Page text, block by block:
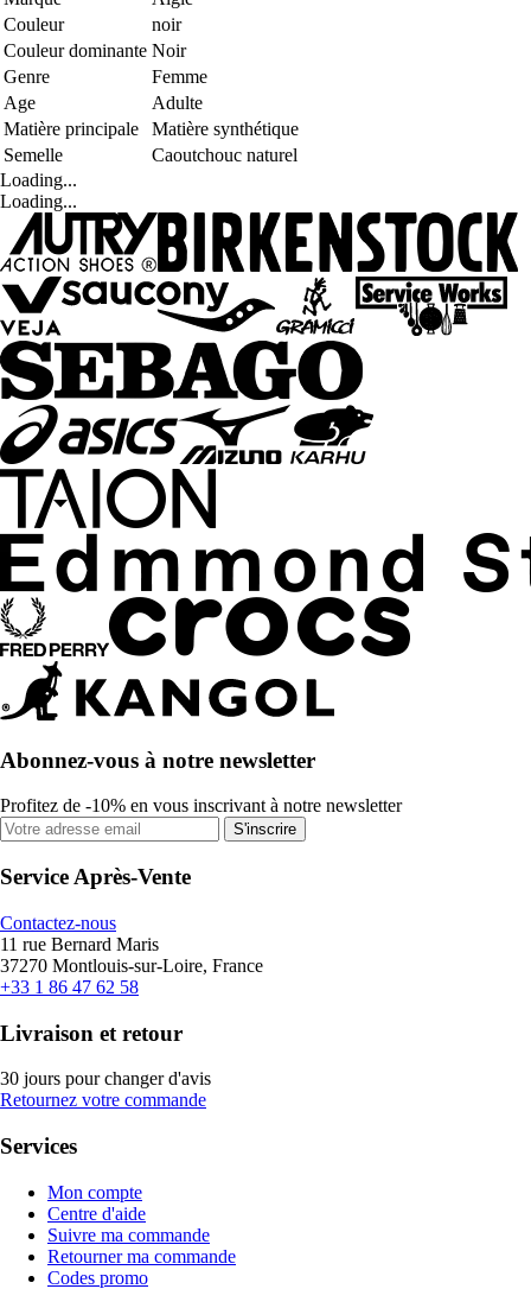
Couleur
noir
Couleur dominante Noir
Genre
Femme
Age
Adulte
Matière principale
Matière synthétique
Semelle
Caoutchouc naturel
Loading...
Loading...
Abonnez-vous à notre newsletter
Profitez de -10% en vous inscrivant à notre newsletter
S'inscrire
Service Après-Vente
Contactez-nous
11 rue Bernard Maris
37270 Montlouis-sur-Loire, France
+33 1 86 47 62 58
Livraison et retour
30 jours pour changer d'avis
Retournez votre commande
Services
Mon compte
Centre d'aide
Suivre ma commande
Retourner ma commande
Codes promo